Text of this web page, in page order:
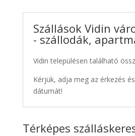
Szállások Vidin
- szállodák,
Vidin településen található
Kérjük, adja meg az érkezés
dátumát!
Térképes